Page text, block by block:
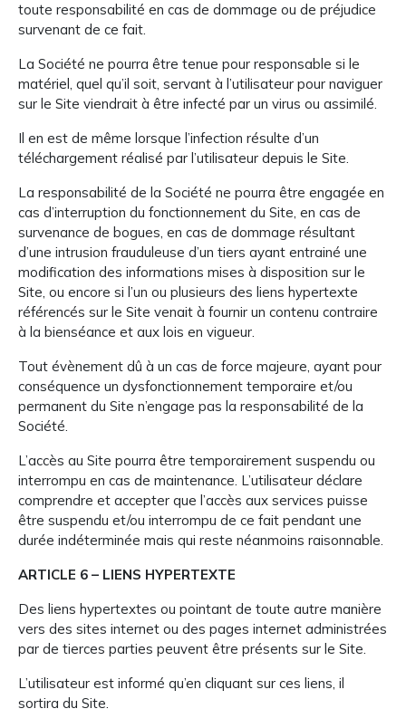
toute responsabilité en cas de dommage ou de préjudice
survenant de ce fait.
La Société ne pourra être tenue pour responsable si le
matériel, quel qu’il soit, servant à l’utilisateur pour naviguer
sur le Site viendrait à être infecté par un virus ou assimilé.
Il en est de même lorsque l’infection résulte d’un
téléchargement réalisé par l’utilisateur depuis le Site.
La responsabilité de la Société ne pourra être engagée en
cas d’interruption du fonctionnement du Site, en cas de
survenance de bogues, en cas de dommage résultant
d’une intrusion frauduleuse d’un tiers ayant entrainé une
modification des informations mises à disposition sur le
Site, ou encore si l’un ou plusieurs des liens hypertexte
référencés sur le Site venait à fournir un contenu contraire
à la bienséance et aux lois en vigueur.
Tout évènement dû à un cas de force majeure, ayant pour
conséquence un dysfonctionnement temporaire et/ou
permanent du Site n’engage pas la responsabilité de la
Société.
L’accès au Site pourra être temporairement suspendu ou
interrompu en cas de maintenance. L’utilisateur déclare
comprendre et accepter que l’accès aux services puisse
être suspendu et/ou interrompu de ce fait pendant une
durée indéterminée mais qui reste néanmoins raisonnable.
ARTICLE 6 – LIENS HYPERTEXTE
Des liens hypertextes ou pointant de toute autre manière
vers des sites internet ou des pages internet administrées
par de tierces parties peuvent être présents sur le Site.
L’utilisateur est informé qu’en cliquant sur ces liens, il
sortira du Site.